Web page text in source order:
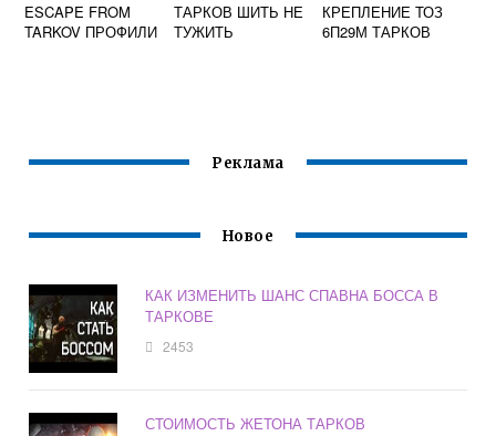
ESCAPE FROM
TARKOV ПРОФИЛИ
ТАРКОВ ШИТЬ НЕ
ТУЖИТЬ
КРЕПЛЕНИЕ ТОЗ
6П29М ТАРКОВ
Реклама
Новое
КАК ИЗМЕНИТЬ ШАНС СПАВНА БОССА В
ТАРКОВЕ
2453
СТОИМОСТЬ ЖЕТОНА ТАРКОВ